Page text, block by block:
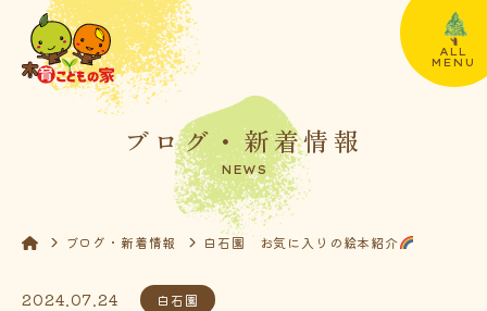
ALL
MENU
ブログ・新着情報
NEWS
ブログ・新着情報 白石園 お気に入りの絵本紹介
2024.07.24 白石園